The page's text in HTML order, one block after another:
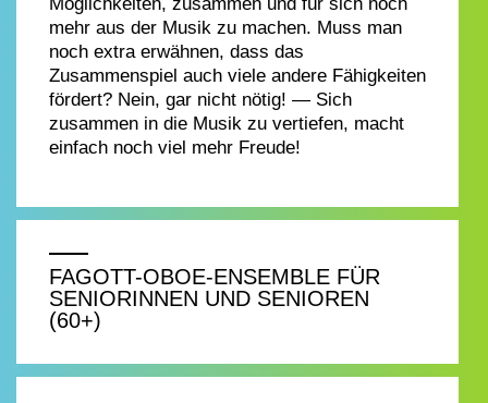
mehr aus der Musik zu machen. Muss man
noch extra erwähnen, dass das
Zusammenspiel auch viele andere Fähigkeiten
fördert? Nein, gar nicht nötig! — Sich
zusammen in die Musik zu vertiefen, macht
einfach noch viel mehr Freude!
FAGOTT-OBOE-ENSEMBLE FÜR
SENIORINNEN UND SENIOREN
(60+)